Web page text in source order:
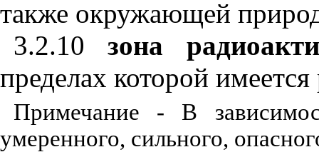
также окружающей
3.2.10
зона
пределах которой
Примечание - В
умеренного, сильного,